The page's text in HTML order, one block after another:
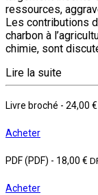
ressources,
Les contribu­tions
charbon à
chimie, sont
Lire la suite
Livre broché - 24,00 €
Acheter
PDF (PDF) - 18,00 €
Acheter